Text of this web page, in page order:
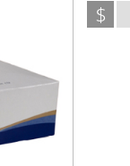
$